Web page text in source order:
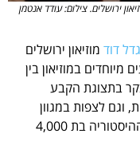
ירושלים. צילום: עודד אנטמן
דוד מוזיאון ירושלים
במוזיאון בין
שניתן לבקר בתצוגת הקבע
וגם לצפות במגוון
סרטים שהופקו במיוחד עבור המוזיאון על ההיסטוריה בת 4,000